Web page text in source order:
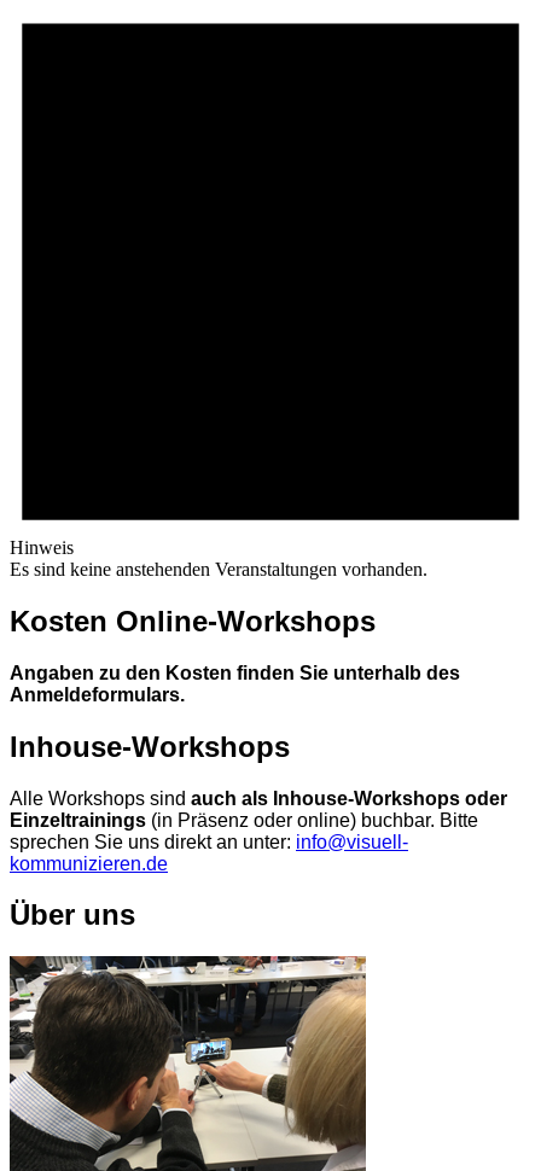
Hinweis
Es sind keine anstehenden Veranstaltungen vorhanden.
Kosten Online-Workshops
Angaben zu den Kosten finden Sie unterhalb des
Anmeldeformulars.
Inhouse-Workshops
Alle Workshops sind auch als Inhouse-Workshops oder
Einzeltrainings (in Präsenz oder online) buchbar. Bitte
sprechen Sie uns direkt an unter: info@visuell-
kommunizieren.de
Über uns